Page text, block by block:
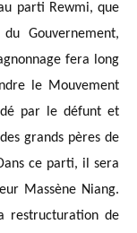
parti Rewmi, que
Gouvernement,
fera long
le Mouvement
par le défunt et
grands pères de
ce parti, il sera
Massène Niang.
restructuration de